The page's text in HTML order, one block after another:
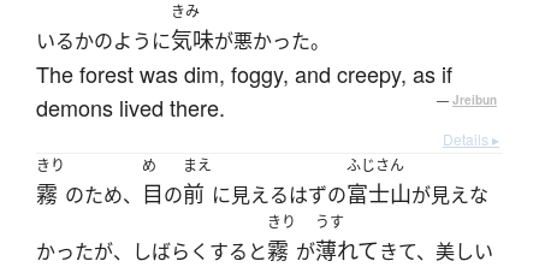
いるかのように
きみ
気味が悪かった。
The forest was dim, foggy, and creepy, as if
demons lived there.
— Jreibun
Details ▸
きり
霧 のため、
め
目の
まえ
前 に見えるはずの
ふじさん
富士山が見えな
かったが、しばらくすると
きり
霧 が
うす
薄れてきて、美しい